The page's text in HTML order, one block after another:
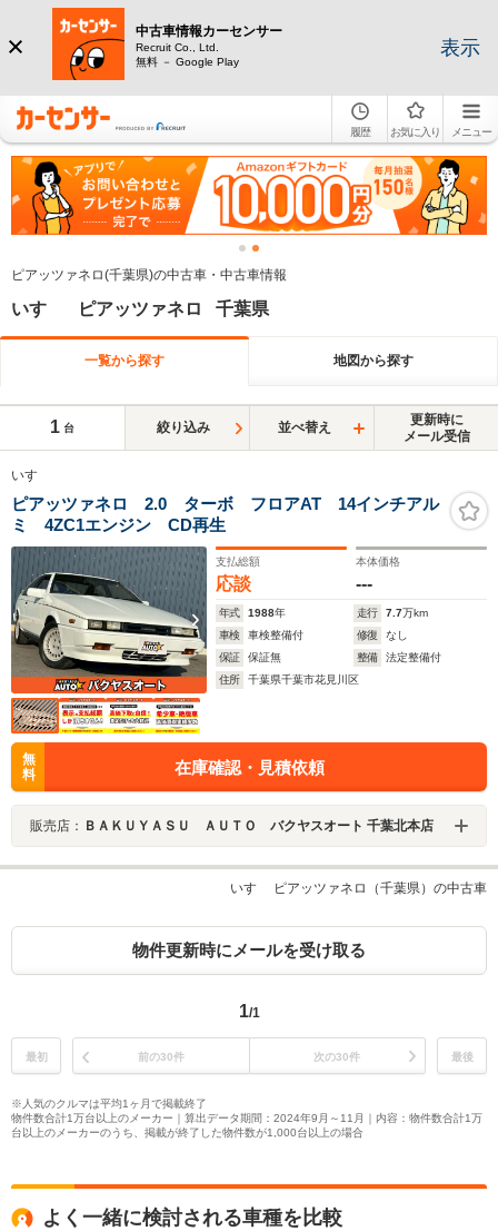
中古車情報カーセンサー
Recruit Co., Ltd.
無料 － Google Play
表示
履歴 お気に入り メニュー
ピアッツァネロ(千葉県)の中古車・中古車情報
いすゞ ピアッツァネロ 千葉県
一覧から探す 地図から探す
1 台 絞り込み 並べ替え
更新時に
メール受信
いすゞ
ピアッツァネロ 2.0 ターボ フロアAT 14インチアル
ミ 4ZC1エンジン CD再生
支払総額
応談
本体価格
---
年式 1988年 走行 7.7万km
車検
車検整備付 修復
なし
保証
保証無 整備
法定整備付
住所
千葉県千葉市花見川区
無
料
在庫確認・見積依頼
販売店： ＢＡＫＵＹＡＳＵ ＡＵＴＯ バクヤスオート 千葉北本店
いすゞ ピアッツァネロ（千葉県）の中古車
物件更新時にメールを受け取る
1/1
最初 前の30件 次の30件 最後
※人気のクルマは平均1ヶ月で掲載終了
物件数合計1万台以上のメーカー｜算出データ期間：2024年9月～11月｜内容：物件数合計1万
台以上のメーカーのうち、掲載が終了した物件数が1,000台以上の場合
よく一緒に検討される車種を比較